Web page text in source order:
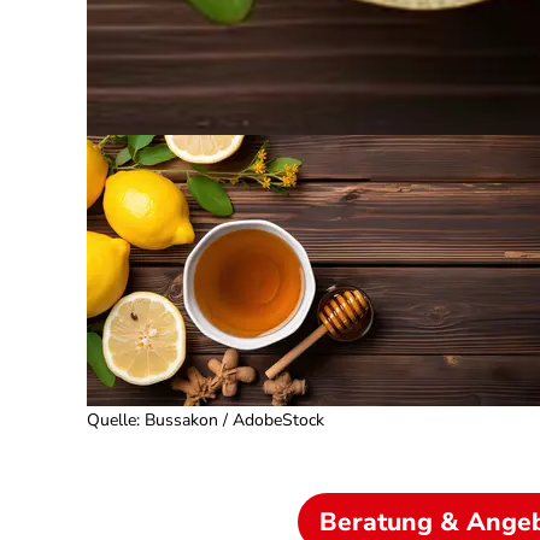
Quelle: Bussakon / AdobeStock
Beratung &